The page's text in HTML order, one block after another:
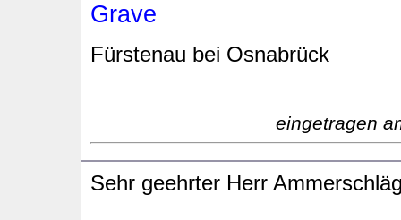
Grave
Fürstenau bei Osnabrück
eingetragen
Sehr geehrter Herr